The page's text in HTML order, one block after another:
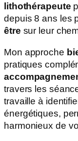
lithothérapeute
depuis 8 ans les
être sur leur
Mon approche
pratiques
travers les
travaille à
énergétiques,
harmonieux de